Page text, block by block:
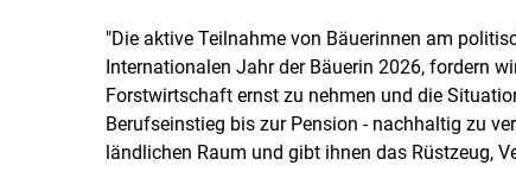
"Die aktive Teilnahme von Bäuerinnen am
Internationalen Jahr der Bäuerin 2026, fordern
Forstwirtschaft ernst zu nehmen und die
Berufseinstieg bis zur Pension - nachhaltig zu
ländlichen Raum und gibt ihnen das Rüstzeug,